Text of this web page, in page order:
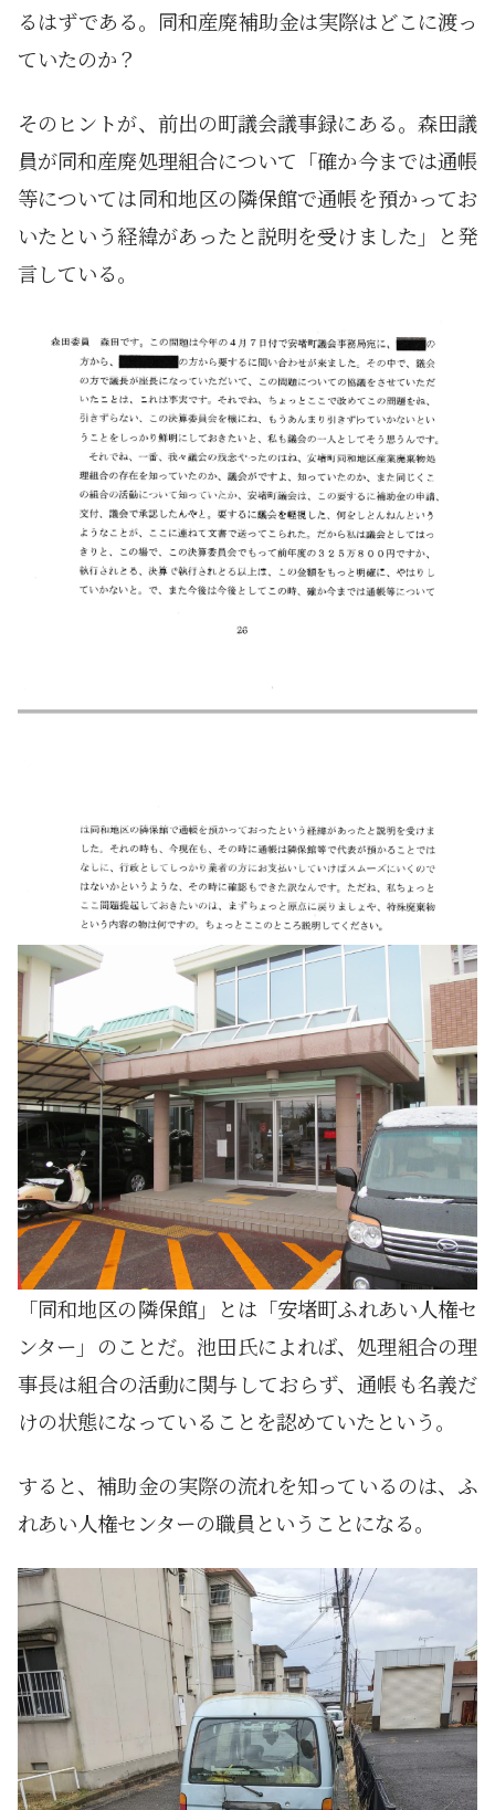
るはずである。同和産廃補助金は実際はどこに渡っ
ていたのか？
そのヒントが、前出の町議会議事録にある。森田議
員が同和産廃処理組合について「確か今までは通帳
等については同和地区の隣保館で通帳を預かってお
いたという経緯があったと説明を受けました」と発
言している。
「同和地区の隣保館」とは「安堵町ふれあい人権セ
ンター」のことだ。池田氏によれば、処理組合の理
事長は組合の活動に関与しておらず、通帳も名義だ
けの状態になっていることを認めていたという。
すると、補助金の実際の流れを知っているのは、ふ
れあい人権センターの職員ということになる。